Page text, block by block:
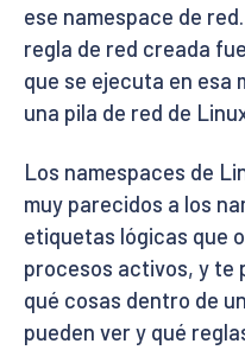
ese namespace de
regla de red creada
que se ejecuta en esa
una pila de red de
Los namespaces de
muy parecidos a los
etiquetas lógicas que
procesos activos, y te
qué cosas dentro de
pueden ver y qué